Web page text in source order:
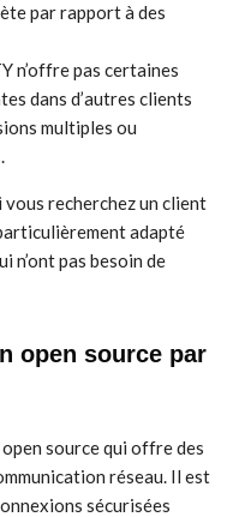
par rapport à des
n’offre pas certaines
dans d’autres clients
multiples ou
recherchez un client
adapté
n’ont pas besoin de
open source par
source qui offre des
réseau. Il est
sécurisées